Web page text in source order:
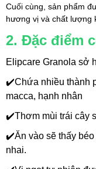
Cuối cùng, sản phẩm
hương vị và chất lượng
2. Đặc điểm
Elipcare Granola sở
✔️Chứa nhiều thành
macca, hạnh nhân
✔️Thơm mùi trái cây
✔️Ăn vào sẽ thấy béo
nhai.